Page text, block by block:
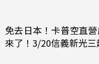
免去日本！卡普空直營
來了！3/20信義新光